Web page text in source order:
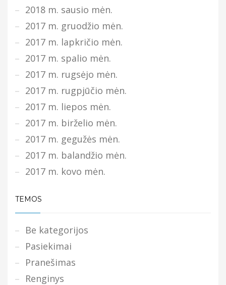
2018 m. sausio mėn.
2017 m. gruodžio mėn.
2017 m. lapkričio mėn.
2017 m. spalio mėn.
2017 m. rugsėjo mėn.
2017 m. rugpjūčio mėn.
2017 m. liepos mėn.
2017 m. birželio mėn.
2017 m. gegužės mėn.
2017 m. balandžio mėn.
2017 m. kovo mėn.
TEMOS
Be kategorijos
Pasiekimai
Pranešimas
Renginys